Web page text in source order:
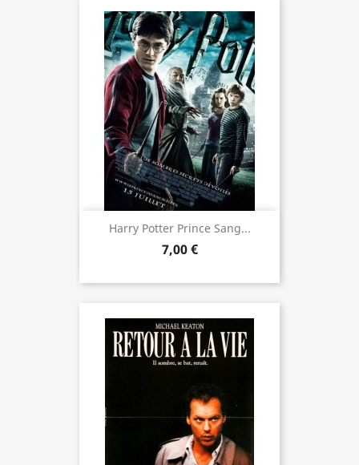
Harry Potter Prince Sang...
7,00 €